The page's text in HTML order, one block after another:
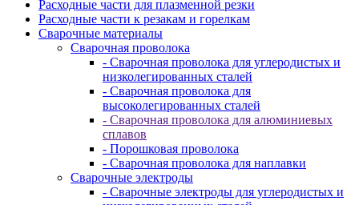
Расходные части для плазменной резки
Расходные части к резакам и горелкам
Сварочные материалы
Сварочная проволока
- Сварочная проволока для углеродистых и
низколегированных сталей
- Сварочная проволока для
высоколегированных сталей
- Сварочная проволока для алюминиевых
сплавов
- Порошковая проволока
- Сварочная проволока для наплавки
Сварочные электроды
- Сварочные электроды для углеродистых и